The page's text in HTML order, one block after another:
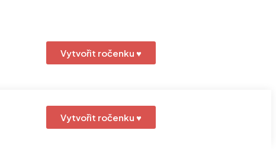
Vytvořit ročenku ♥
Vytvořit ročenku ♥